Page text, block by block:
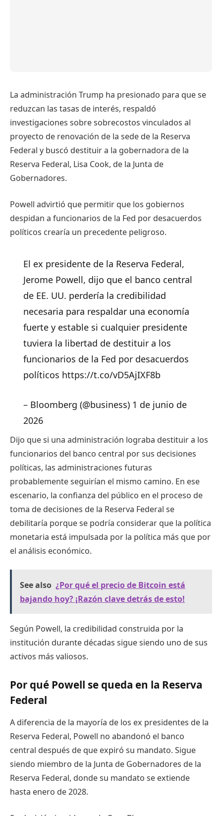
La administración Trump ha presionado para que se
reduzcan las tasas de interés, respaldó
investigaciones sobre sobrecostos vinculados al
proyecto de renovación de la sede de la Reserva
Federal y buscó destituir a la gobernadora de la
Reserva Federal, Lisa Cook, de la Junta de
Gobernadores.
Powell advirtió que permitir que los gobiernos
despidan a funcionarios de la Fed por desacuerdos
políticos crearía un precedente peligroso.
El ex presidente de la Reserva Federal,
Jerome Powell, dijo que el banco central
de EE. UU. perdería la credibilidad
necesaria para respaldar una economía
fuerte y estable si cualquier presidente
tuviera la libertad de destituir a los
funcionarios de la Fed por desacuerdos
políticos https://t.co/vD5AjIXF8b
– Bloomberg (@business) 1 de junio de
2026
Dijo que si una administración lograba destituir a los
funcionarios del banco central por sus decisiones
políticas, las administraciones futuras
probablemente seguirían el mismo camino. En ese
escenario, la confianza del público en el proceso de
toma de decisiones de la Reserva Federal se
debilitaría porque se podría considerar que la política
monetaria está impulsada por la política más que por
el análisis económico.
See also ¿Por qué el precio de Bitcoin está
bajando hoy? ¡Razón clave detrás de esto!
Según Powell, la credibilidad construida por la
institución durante décadas sigue siendo uno de sus
activos más valiosos.
Por qué Powell se queda en la Reserva
Federal
A diferencia de la mayoría de los ex presidentes de la
Reserva Federal, Powell no abandonó el banco
central después de que expiró su mandato. Sigue
siendo miembro de la Junta de Gobernadores de la
Reserva Federal, donde su mandato se extiende
hasta enero de 2028.